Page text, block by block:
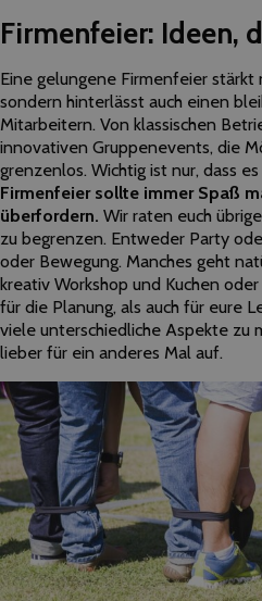
Firmenfeier: Ideen,
Eine gelungene Firmenfeier stärkt
sondern hinterlässt auch einen
Mitarbeitern. Von klassischen
innovativen Gruppenevents, die
grenzenlos. Wichtig ist nur, dass
Firmenfeier sollte immer Spaß
überfordern. Wir raten euch
zu begrenzen. Entweder Party
oder Bewegung. Manches geht
kreativ Workshop und Kuchen
für die Planung, als auch für eure
viele unterschiedliche Aspekte zu
lieber für ein anderes Mal auf.